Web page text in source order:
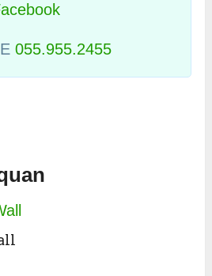
055.955.2455